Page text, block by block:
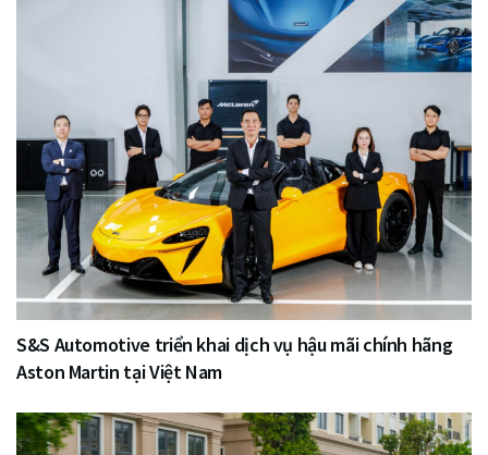
S&S Automotive triển khai dịch vụ hậu mãi chính hãng
Aston Martin tại Việt Nam